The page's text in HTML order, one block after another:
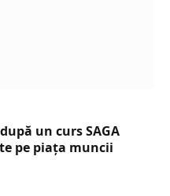
un curs SAGA
pe piața muncii